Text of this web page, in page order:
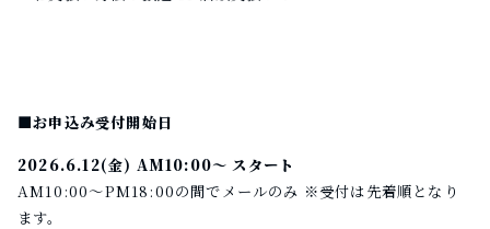
■お申込み受付開始日
2026.6.12(金) AM10:00～ スタート
AM10:00～PM18:00の間でメールのみ ※受付は先着順となり
ます。